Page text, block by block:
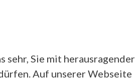
sehr, Sie mit herausragender
Auf unserer Webseite